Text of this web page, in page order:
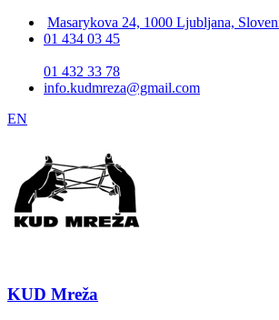
Masarykova 24, 1000 Ljubljana,
01 434 03 45
01 432 33 78
info.kudmreza@gmail.com
EN
KUD Mreža